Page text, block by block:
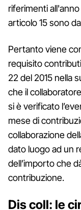
riferimenti
articolo 15 sono
Pertanto viene
requisito
22 del 2015 nella
che il
si è verificato
mese di
collaborazione
dato luogo ad un
dell’importo che
contribuzione.
Dis coll: le